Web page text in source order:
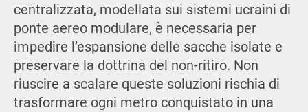
centralizzata, modellata sui sistemi ucraini di
ponte aereo modulare, è necessaria per
impedire l’espansione delle sacche isolate e
preservare la dottrina del non-ritiro. Non
riuscire a scalare queste soluzioni rischia di
trasformare ogni metro conquistato in una